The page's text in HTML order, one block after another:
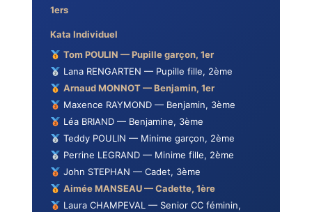
1ers
Kata Individuel
Tom POULIN — Pupille garçon, 1er
Lana RENGARTEN — Pupille fille, 2ème
Arnaud MONNOT — Benjamin, 1er
Maxence RAYMOND — Benjamin, 3ème
Léa BRIAND — Benjamine, 3ème
Teddy POULIN — Minime garçon, 2ème
Perrine LEGRAND — Minime fille, 2ème
John STEPHAN — Cadet, 3ème
Aimée MANSEAU — Cadette, 1ère
Laura CHAMPEVAL — Senior CC féminin,